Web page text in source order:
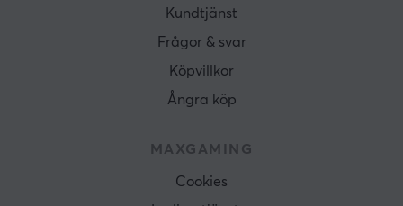
Kundtjänst
Frågor & svar
Köpvillkor
Ångra köp
MAXGAMING
Cookies